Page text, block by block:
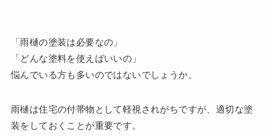
「雨樋の塗装は必要なの」
「どんな塗料を使えばいいの」
悩んでいる方も多いのではないでしょうか。
雨樋は住宅の付帯物として軽視されがちですが、適切な塗
装をしておくことが重要です。